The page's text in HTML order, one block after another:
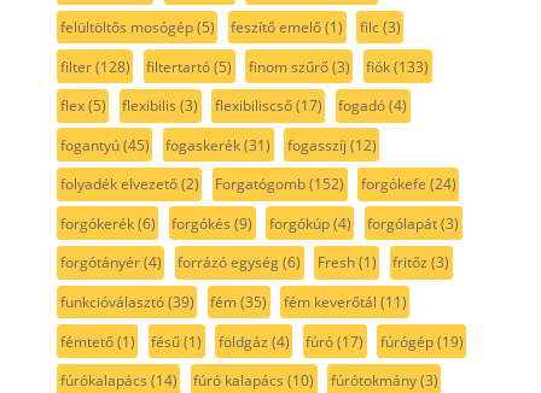
felültöltős mosógép(5) feszítő emelő(1) filc(3)
filter(128) filtertartó(5) finom szűrő(3) fiók(133)
flex(5) flexibilis (3) flexibiliscső(17) fogadó(4)
fogantyú(45) fogaskerék(31) fogasszíj (12)
folyadék elvezető(2) Forgatógomb(152) forgókefe (24)
forgókerék(6) forgókés (9) forgókúp(4) forgólapát(3)
forgótányér(4) forrázó egység(6) Fresh(1) fritőz (3)
funkcióválasztó(39) fém(35) fém keverőtál (11)
fémtető(1) fésű(1) földgáz (4) fúró(17) fúrógép(19)
fúrókalapács (14) fúró kalapács (10) fúrótokmány(3)